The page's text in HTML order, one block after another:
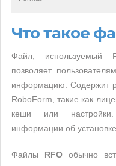
Что такое
Файл, используемый
позволяет
информацию. Содержит
RoboForm, такие как
кеши или
информации об
Файлы RFO обычно